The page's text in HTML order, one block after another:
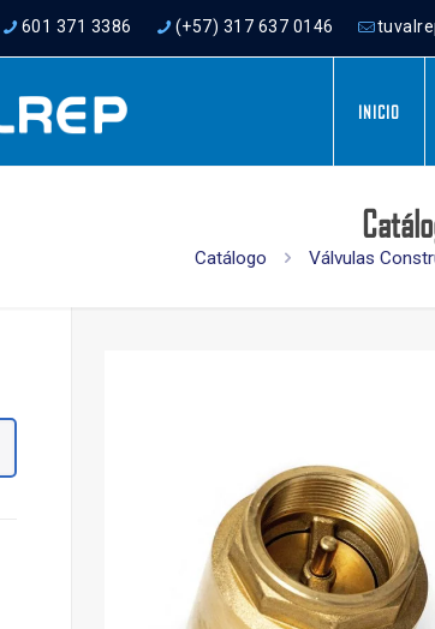
601 371 3386 (+57) 317 637 0146
INICIO
Catálogo Válvulas